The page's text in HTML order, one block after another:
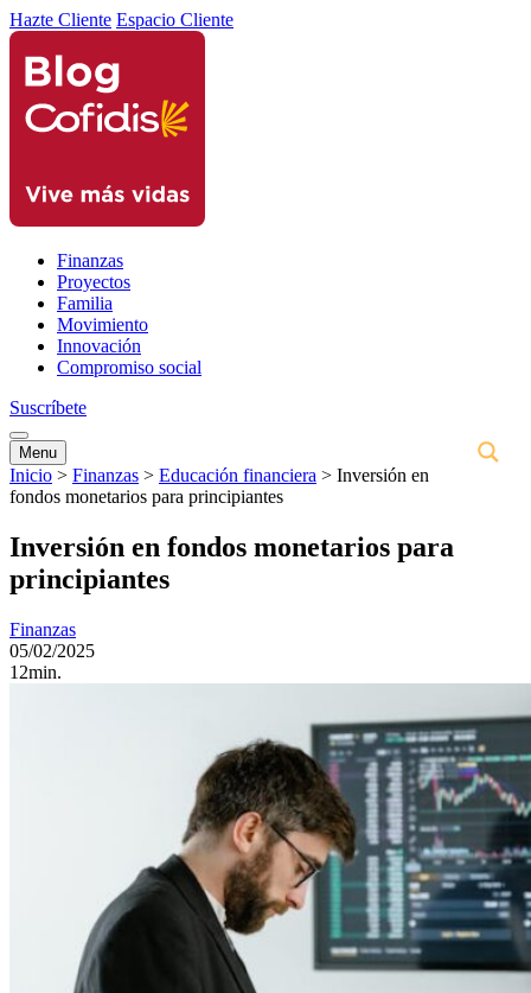
Hazte Cliente Espacio Cliente
Finanzas
Proyectos
Familia
Movimiento
Innovación
Compromiso social
Suscríbete
Menu
Inicio > Finanzas > Educación financiera > Inversión en
fondos monetarios para principiantes
Inversión en fondos monetarios para
principiantes
Finanzas
05/02/2025
12min.